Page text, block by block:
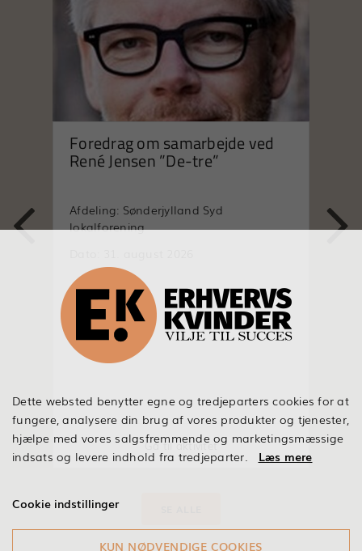
Foredrag om samarbejde ved
René Jensen ”De-tre”
Afdeling: Sønderjylland Syd
lokalforening
Gå til aktivitet
 
Dette websted benytter egne og tredjeparters cookies for at
fungere, analysere din brug af vores produkter og tjenester,
hjælpe med vores salgsfremmende og marketingsmæssige
indsats og levere indhold fra tredjeparter. Læs mere
Cookie indstillinger
KUN NØDVENDIGE COOKIES